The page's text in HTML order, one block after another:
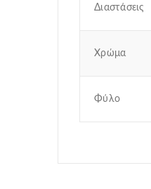
Διαστάσεις
Χρώμα
Φύλο